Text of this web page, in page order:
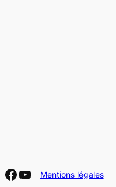
Facebook
YouTube
Mentions légales